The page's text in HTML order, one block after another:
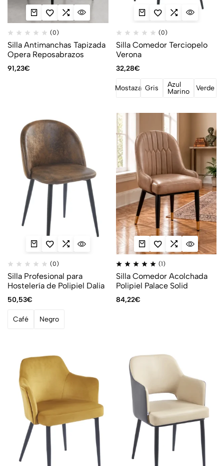
(0)
Silla Antimanchas Tapizada
Opera Reposabrazos
91,23€
(0)
Silla Comedor Terciopelo
Verona
32,28€
Mostaza Gris
Azul
Marino
Verde
(0)
Silla Profesional para
Hostelería de Polipiel Dalia
50,53€
Café Negro
(1)
Silla Comedor Acolchada
Polipiel Palace Solid
84,22€